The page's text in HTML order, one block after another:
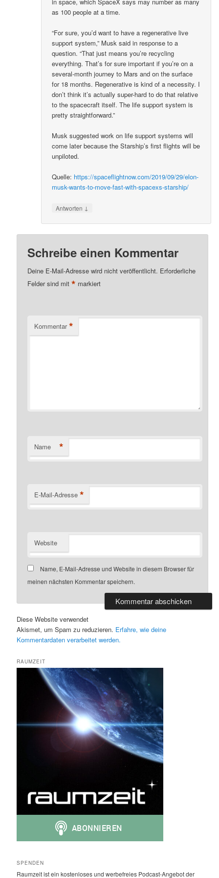
as 100 people at a time.
“For sure, you’d want to have a regenerative live
support system,” Musk said in response to a
question. “That just means you’re recycling
everything. That’s for sure important if you’re on a
several-month journey to Mars and on the surface
for 18 months. Regenerative is kind of a necessity. I
don’t think it’s actually super-hard to do that relative
to the spacecraft itself. The life support system is
pretty straightforward.”
Musk suggested work on life support systems will
come later because the Starship’s first flights will be
unpiloted.
Quelle: https://spaceflightnow.com/2019/09/29/elon-
musk-wants-to-move-fast-with-spacexs-starship/
Antworten ↓
Schreibe einen Kommentar
Deine E-Mail-Adresse wird nicht veröffentlicht. Erforderliche
Felder sind mit* markiert
Kommentar *
Name *
E-Mail-Adresse *
Website
Name, E-Mail-Adresse und Website in diesem Browser für
meinen nächsten Kommentar speichern.
Diese Website verwendet
Akismet, um Spam zu reduzieren. Erfahre, wie deine
Kommentardaten verarbeitet werden.
RAUMZEIT
SPENDEN
Raumzeit ist ein kostenloses und werbefreies Podcast-Angebot der